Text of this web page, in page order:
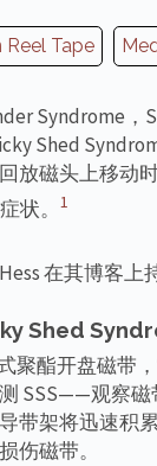
Reel Tape
Syndrome，
Shed
放磁头上移动
状。
1
在其博客上
Shed
聚酯开盘磁带
SSS——观察
带架将迅速积
伤磁带。